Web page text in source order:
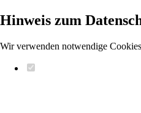
Hinweis zum
Wir verwenden notwendige